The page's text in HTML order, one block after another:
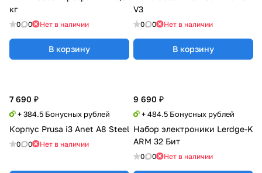
кг
0 0 Нет в наличии
В корзину
V3
0 0 Нет в наличии
В корзину
7 690 ₽
+ 384.5 Бонусных рублей
Корпус Prusa i3 Anet A8 Steel
0 0 Нет в наличии
9 690 ₽
+ 484.5 Бонусных рублей
Набор электроники Lerdge-K
ARM 32 Бит
0 0 Нет в наличии